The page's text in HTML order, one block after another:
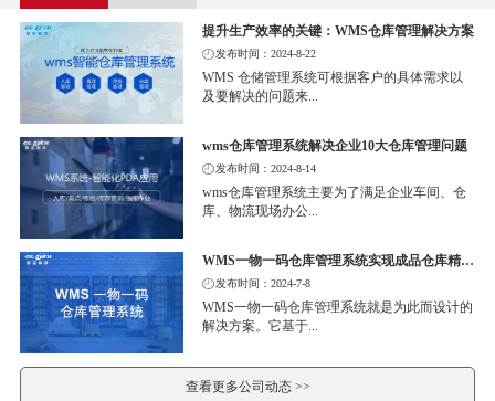
提升生产效率的关键：WMS仓库管理解决方案
发布时间：2024-8-22
WMS 仓储管理系统可根据客户的具体需求以
及要解决的问题来...
wms仓库管理系统解决企业10大仓库管理问题
发布时间：2024-8-14
wms仓库管理系统主要为了满足企业车间、仓
库、物流现场办公...
WMS一物一码仓库管理系统实现成品仓库精细化管理
发布时间：2024-7-8
WMS一物一码仓库管理系统就是为此而设计的
解决方案。它基于...
查看更多公司动态 >>